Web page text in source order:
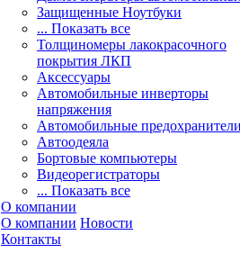
Защищенные Ноутбуки
... Показать все
Толщиномеры лакокрасочного
покрытия ЛКП
Аксессуары
Автомобильные инверторы
напряжения
Автомобильные
Автоодеяла
Бортовые компьютеры
Видеорегистраторы
... Показать все
О компании
О компании Новости
Контакты